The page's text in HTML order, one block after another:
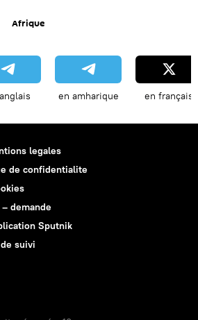
Afrique
en amharique en français
legales
de confidentialite
demande
Sputnik
suivi